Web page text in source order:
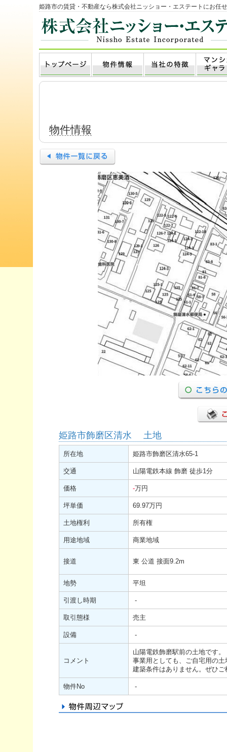
姫路市の賃貸・不動産なら株式会社ニッショー・エステートにお任
物件情報
姫路市飾磨区清水 土地
所在地 姫路市飾磨区清水65-1
交通 山陽電鉄本線 飾磨 徒歩1分
価格 -万円
坪単価 69.97万円
土地権利 所有権
用途地域 商業地域
接道 東 公道 接面9.2m
地勢 平坦
引渡し時期 -
取引態様 売主
設備 -
コメント
山陽電鉄飾磨駅前の土地です。
事業用としても、ご自宅用の
建築条件はありません。ぜひご
物件No -